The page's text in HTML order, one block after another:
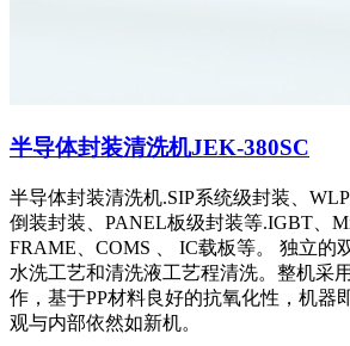
半导体封装清洗机JEK-380SC
半导体封装清洗机.SIP系统级封装、
倒装封装、PANEL板级封装等.IGBT、
FRAME、COMS 、 IC载板等。 独立的
水洗工艺和清洗液工艺程清洗。整机采
作，基于PP材料良好的抗氧化性，机器
观与内部依然如新机。